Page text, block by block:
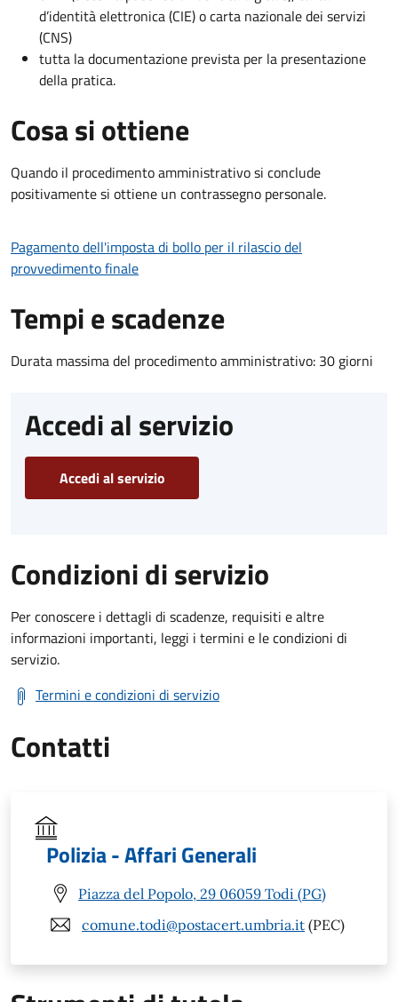
d’identità elettronica (CIE) o carta nazionale dei servizi
(CNS)
tutta la documentazione prevista per la presentazione
della pratica.
Cosa si ottiene
Quando il procedimento amministrativo si conclude
positivamente si ottiene un contrassegno personale.
Pagamento dell'imposta di bollo per il rilascio del
provvedimento finale
Tempi e scadenze
Durata massima del procedimento amministrativo: 30 giorni
Accedi al servizio
Accedi al servizio
Condizioni di servizio
Per conoscere i dettagli di scadenze, requisiti e altre
informazioni importanti, leggi i termini e le condizioni di
servizio.
Termini e condizioni di servizio
Contatti
Polizia - Affari Generali
Piazza del Popolo, 29 06059 Todi (PG)
comune.todi@postacert.umbria.it (PEC)